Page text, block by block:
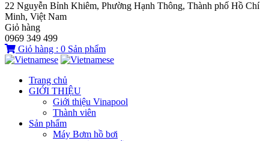
22 Nguyễn Bỉnh Khiêm, Phường Hạnh Thông, Thành phố Hồ Chí
Minh, Việt Nam
Giỏ hàng
0969 349 499
Giỏ hàng : 0 Sản phẩm
Trang chủ
GIỚI THIỆU
Giới thiệu Vinapool
Thành viên
Sản phẩm
Máy Bơm hồ bơi